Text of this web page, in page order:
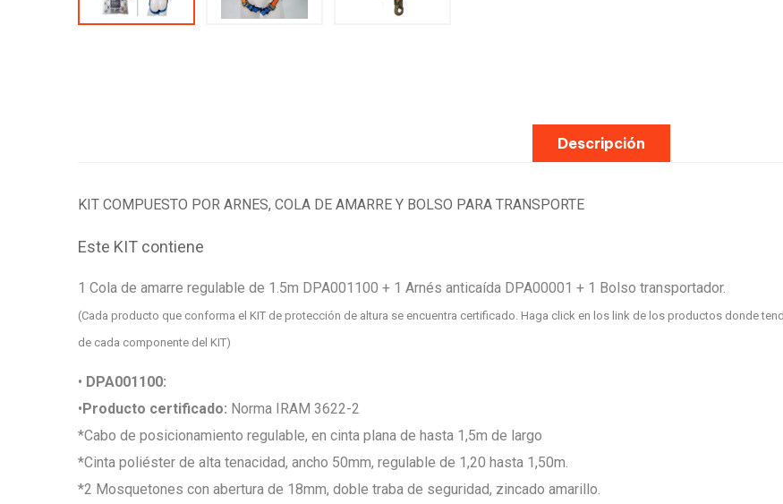
Descripción
KIT COMPUESTO POR ARNES, COLA DE AMARRE Y BOLSO PARA TRANSPORTE
Este KIT contiene
1 Cola de amarre regulable de 1.5m DPA001100 + 1 Arnés anticaída DPA00001 + 1 Bolso transportador.
(Cada producto que conforma el KIT de protección de altura se encuentra certificado. Haga click en los link de los productos donde
de cada componente del KIT)
• DPA001100:
•Producto certificado: Norma IRAM 3622-2
*Cabo de posicionamiento regulable, en cinta plana de hasta 1,5m de largo
*Cinta poliéster de alta tenacidad, ancho 50mm, regulable de 1,20 hasta 1,50m.
*2 Mosquetones con abertura de 18mm, doble traba de seguridad, zincado amarillo.